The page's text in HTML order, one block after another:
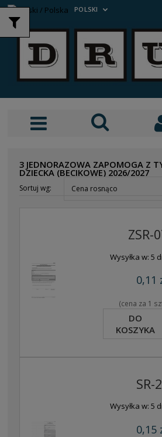
POLSKI
3 JEDNORAZOWA ZAPOMOGA Z
DZIECKA (BECIKOWE) 2026/2027
Sortuj wg: Cena rosnąco
ZSR-
Wysyłka w: 5
0,11
(cena za 1
DO
KOSZYKA
SR-
Wysyłka w: 5
0,15